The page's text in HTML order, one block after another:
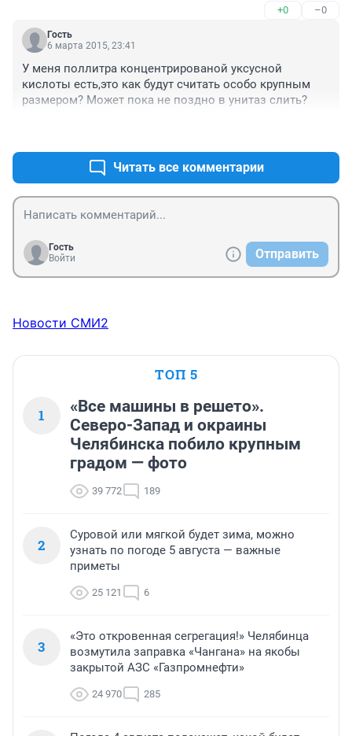
+0 –0
Гость
6 марта 2015, 23:41
У меня поллитра концентрированой уксусной
кислоты есть,это как будут считать особо крупным
размером? Может пока не поздно в унитаз слить?
Читать все комментарии
Гость
Войти
Отправить
Новости СМИ2
ТОП 5
1
«Все машины в решето».
Северо-Запад и окраины
Челябинска побило крупным
градом — фото
39 772 189
2
Суровой или мягкой будет зима, можно
узнать по погоде 5 августа — важные
приметы
25 121 6
3
«Это откровенная сегрегация!» Челябинца
возмутила заправка «Чангана» на якобы
закрытой АЗС «Газпромнефти»
24 970 285